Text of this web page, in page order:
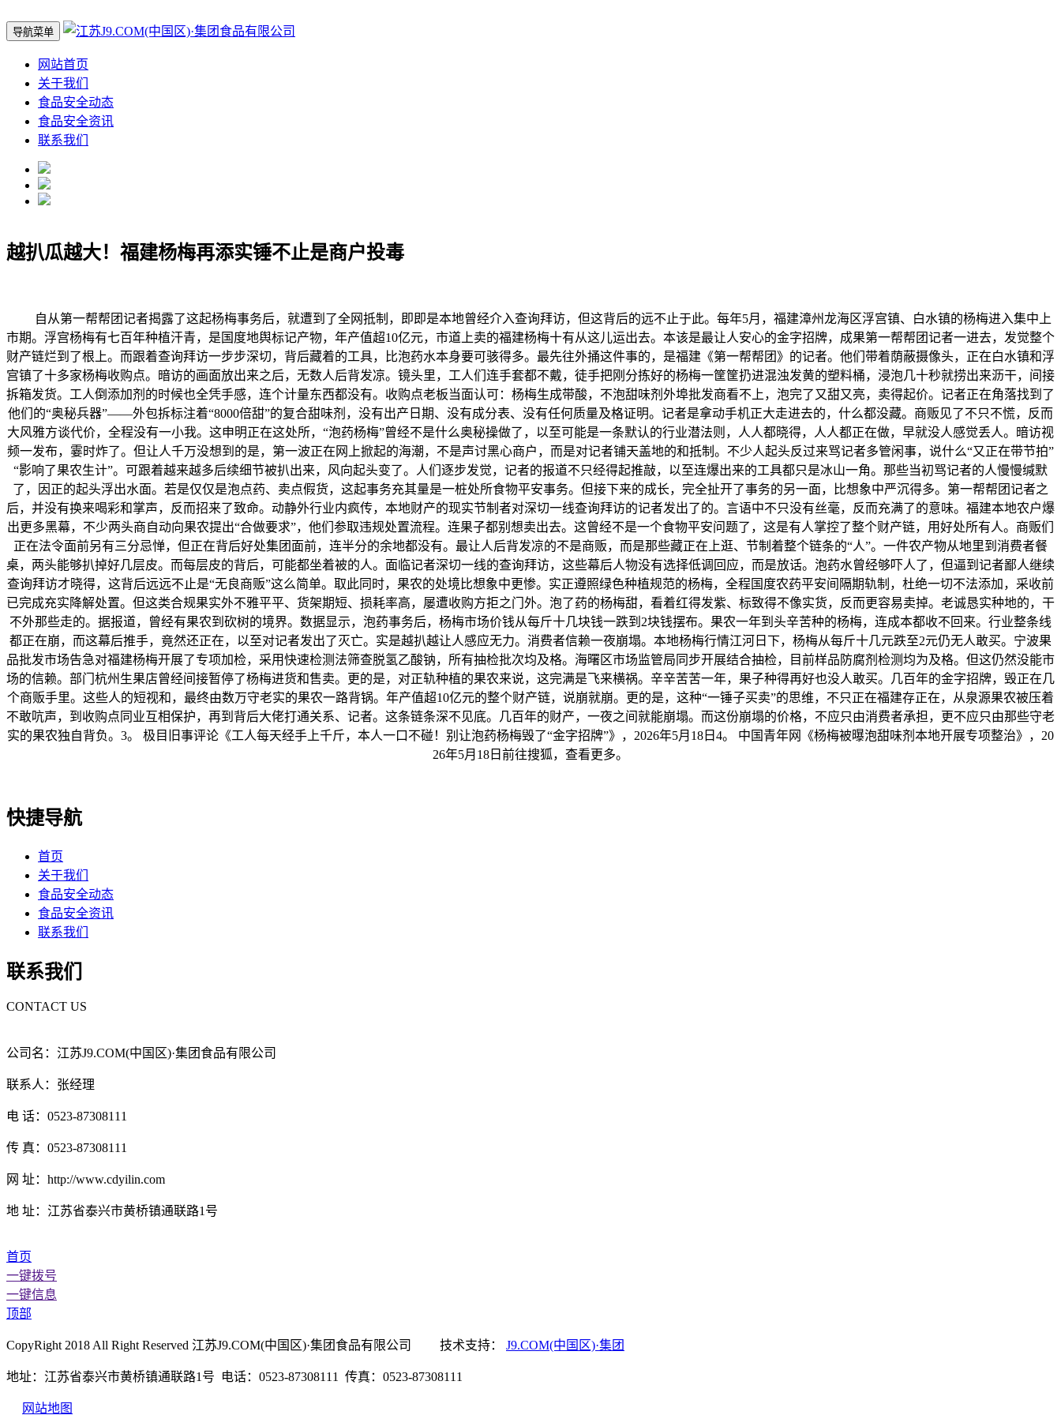
导航菜单
网站首页
关于我们
食品安全动态
食品安全资讯
联系我们
越扒瓜越大！福建杨梅再添实锤不止是商户投毒
自从第一帮帮团记者揭露了这起杨梅事务后，就遭到了全网抵制，即即是本地曾经介入查询拜访，但这背后的远不止于此。每年5月，福建漳州龙海区浮宫镇、白水镇的杨梅进入集中上
市期。浮宫杨梅有七百年种植汗青，是国度地舆标记产物，年产值超10亿元，市道上卖的福建杨梅十有从这儿运出去。本该是最让人安心的金字招牌，成果第一帮帮团记者一进去，发觉整个
财产链烂到了根上。而跟着查询拜访一步步深切，背后藏着的工具，比泡药水本身要可骇得多。最先往外捅这件事的，是福建《第一帮帮团》的记者。他们带着荫蔽摄像头，正在白水镇和浮
宫镇了十多家杨梅收购点。暗访的画面放出来之后，无数人后背发凉。镜头里，工人们连手套都不戴，徒手把刚分拣好的杨梅一筐筐扔进混浊发黄的塑料桶，浸泡几十秒就捞出来沥干，间接
拆箱发货。工人倒添加剂的时候也全凭手感，连个计量东西都没有。收购点老板当面认可：杨梅生成带酸，不泡甜味剂外埠批发商看不上，泡完了又甜又亮，卖得起价。记者正在角落找到了
他们的“奥秘兵器”——外包拆标注着“8000倍甜”的复合甜味剂，没有出产日期、没有成分表、没有任何质量及格证明。记者是拿动手机正大走进去的，什么都没藏。商贩见了不只不慌，反而
大风雅方谈代价，全程没有一小我。这申明正在这处所，“泡药杨梅”曾经不是什么奥秘操做了，以至可能是一条默认的行业潜法则，人人都晓得，人人都正在做，早就没人感觉丢人。暗访视
频一发布，霎时炸了。但让人千万没想到的是，第一波正在网上掀起的海潮，不是声讨黑心商户，而是对记者铺天盖地的和抵制。不少人起头反过来骂记者多管闲事，说什么“又正在带节拍”
“影响了果农生计”。可跟着越来越多后续细节被扒出来，风向起头变了。人们逐步发觉，记者的报道不只经得起推敲，以至连爆出来的工具都只是冰山一角。那些当初骂记者的人慢慢缄默
了，因正的起头浮出水面。若是仅仅是泡点药、卖点假货，这起事务充其量是一桩处所食物平安事务。但接下来的成长，完全扯开了事务的另一面，比想象中严沉得多。第一帮帮团记者之
后，并没有换来喝彩和掌声，反而招来了致命。动静外行业内疯传，本地财产的现实节制者对深切一线查询拜访的记者发出了的。言语中不只没有丝毫，反而充满了的意味。福建本地农户爆
出更多黑幕，不少两头商自动向果农提出“合做要求”，他们参取违规处置流程。连果子都别想卖出去。这曾经不是一个食物平安问题了，这是有人掌控了整个财产链，用好处所有人。商贩们
正在法令面前另有三分忌惮，但正在背后好处集团面前，连半分的余地都没有。最让人后背发凉的不是商贩，而是那些藏正在上逛、节制着整个链条的“人”。一件农产物从地里到消费者餐
桌，两头能够扒掉好几层皮。而每层皮的背后，可能都坐着被的人。面临记者深切一线的查询拜访，这些幕后人物没有选择低调回应，而是放话。泡药水曾经够吓人了，但逼到记者鄙人继续
查询拜访才晓得，这背后远远不止是“无良商贩”这么简单。取此同时，果农的处境比想象中更惨。实正遵照绿色种植规范的杨梅，全程国度农药平安间隔期轨制，杜绝一切不法添加，采收前
已完成充实降解处置。但这类合规果实外不雅平平、货架期短、损耗率高，屡遭收购方拒之门外。泡了药的杨梅甜，看着红得发紫、标致得不像实货，反而更容易卖掉。老诚恳实种地的，干
不外那些走的。据报道，曾经有果农到砍树的境界。数据显示，泡药事务后，杨梅市场价钱从每斤十几块钱一跌到2块钱摆布。果农一年到头辛苦种的杨梅，连成本都收不回来。行业整条线
都正在崩，而这幕后推手，竟然还正在，以至对记者发出了灭亡。实是越扒越让人感应无力。消费者信赖一夜崩塌。本地杨梅行情江河日下，杨梅从每斤十几元跌至2元仍无人敢买。宁波果
品批发市场告急对福建杨梅开展了专项加检，采用快速检测法筛查脱氢乙酸钠，所有抽检批次均及格。海曙区市场监管局同步开展结合抽检，目前样品防腐剂检测均为及格。但这仍然没能市
场的信赖。部门杭州生果店曾经间接暂停了杨梅进货和售卖。更的是，对正轨种植的果农来说，这完满是飞来横祸。辛辛苦苦一年，果子种得再好也没人敢买。几百年的金字招牌，毁正在几
个商贩手里。这些人的短视和，最终由数万守老实的果农一路背锅。年产值超10亿元的整个财产链，说崩就崩。更的是，这种“一锤子买卖”的思维，不只正在福建存正在，从泉源果农被压着
不敢吭声，到收购点同业互相保护，再到背后大佬打通关系、记者。这条链条深不见底。几百年的财产，一夜之间就能崩塌。而这份崩塌的价格，不应只由消费者承担，更不应只由那些守老
实的果农独自背负。3。 极目旧事评论《工人每天经手上千斤，本人一口不碰！别让泡药杨梅毁了“金字招牌”》，2026年5月18日4。 中国青年网《杨梅被曝泡甜味剂本地开展专项整治》，20
26年5月18日前往搜狐，查看更多。
快捷导航
首页
关于我们
食品安全动态
食品安全资讯
联系我们
联系我们
CONTACT US
公司名：江苏J9.COM(中国区)·集团食品有限公司
联系人：张经理
电 话：0523-87308111
传 真：0523-87308111
网 址：http://www.cdyilin.com
地 址：江苏省泰兴市黄桥镇通联路1号
首页
一键拨号
一键信息
顶部
CopyRight 2018 All Right Reserved 江苏J9.COM(中国区)·集团食品有限公司 技术支持： J9.COM(中国区)·集团
地址：江苏省泰兴市黄桥镇通联路1号 电话：0523-87308111 传真：0523-87308111
网站地图